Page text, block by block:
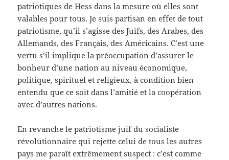
patriotiques de Hess dans la mesure où elles sont
valables pour tous. Je suis partisan en effet de tout
patriotisme, qu’il s’agisse des Juifs, des Arabes, des
Allemands, des Français, des Américains. C’est une
vertu s’il implique la préoccupation d’assurer le
bonheur d’une nation au niveau économique,
politique, spirituel et religieux, à condition bien
entendu que ce soit dans l’amitié et la coopération
avec d’autres nations.
En revanche le patriotisme juif du socialiste
révolutionnaire qui rejette celui de tous les autres
pays me paraît extrêmement suspect : c’est comme